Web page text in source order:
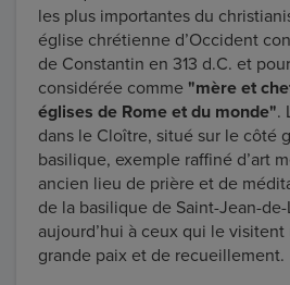
les plus importantes du
église chrétienne d’Occident
de Constantin en 313 d.C. et
considérée comme "mère et
églises de Rome et du monde".
dans le Cloître, situé sur le côté
basilique, exemple raffiné d’art
ancien lieu de prière et de
de la basilique de Saint-Jean-
aujourd’hui à ceux qui le
grande paix et de recueillement.